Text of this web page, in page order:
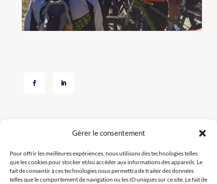
Gérer le consentement
Pour offrir les meilleures expériences, nous utilisons des technologies telles
que les cookies pour stocker et/ou accéder aux informations des appareils. Le
fait de consentir à ces technologies nous permettra de traiter des données
telles que le comportement de navigation ou les ID uniques sur ce site. Le fait de
06.89.33.70.88